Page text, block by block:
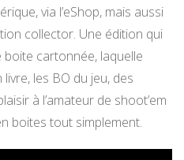
via l’eShop, mais aussi
collector. Une édition qui
cartonnée, laquelle
les BO du jeu, des
à l’amateur de shoot’em
boites tout simplement.